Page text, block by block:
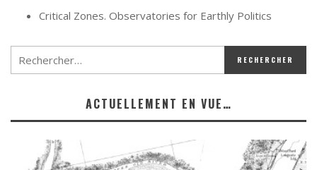
Critical Zones. Observatories for Earthly Politics
ACTUELLEMENT EN VUE…